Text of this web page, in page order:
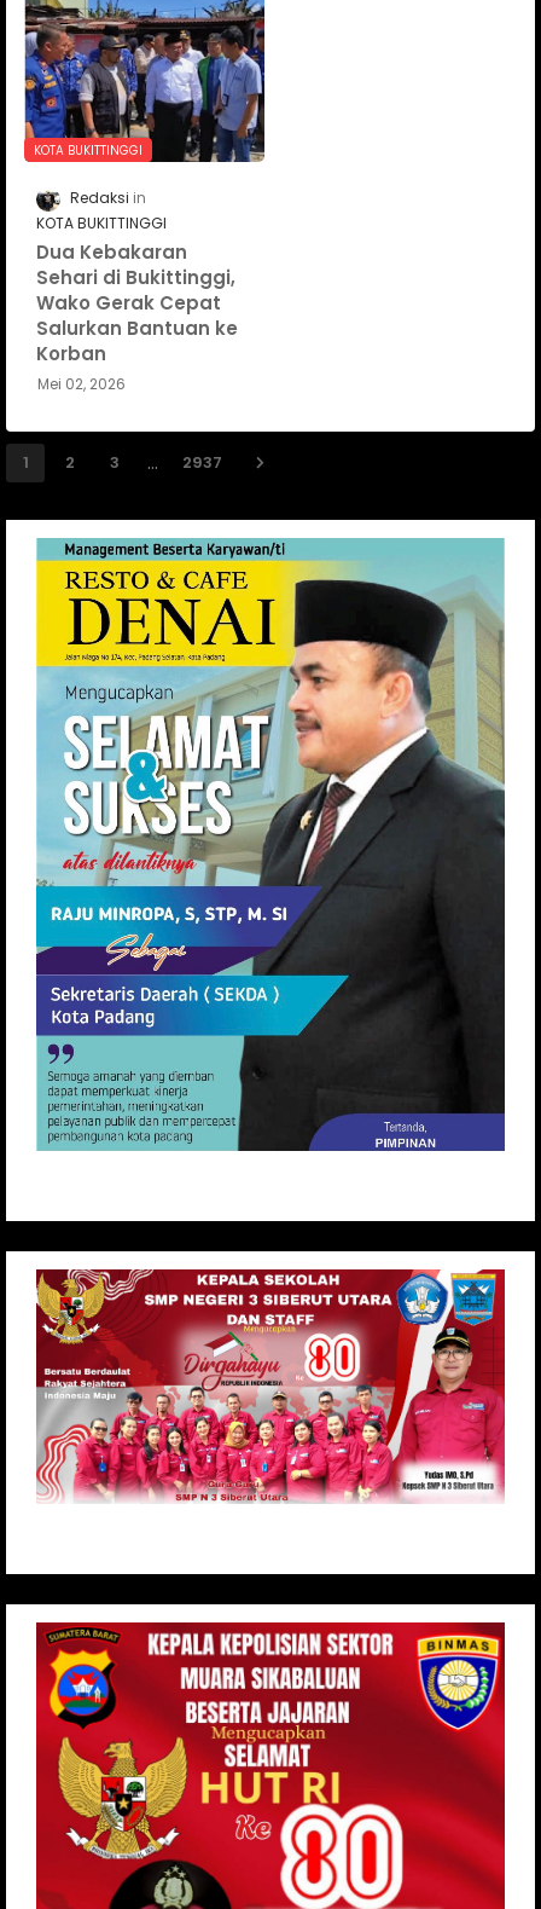
KOTA BUKITTINGGI
Redaksi
KOTA BUKITTINGGI
Dua Kebakaran
Sehari di Bukittinggi,
Wako Gerak Cepat
Salurkan Bantuan ke
Korban
Mei 02, 2026
1 2 3 ... 2937